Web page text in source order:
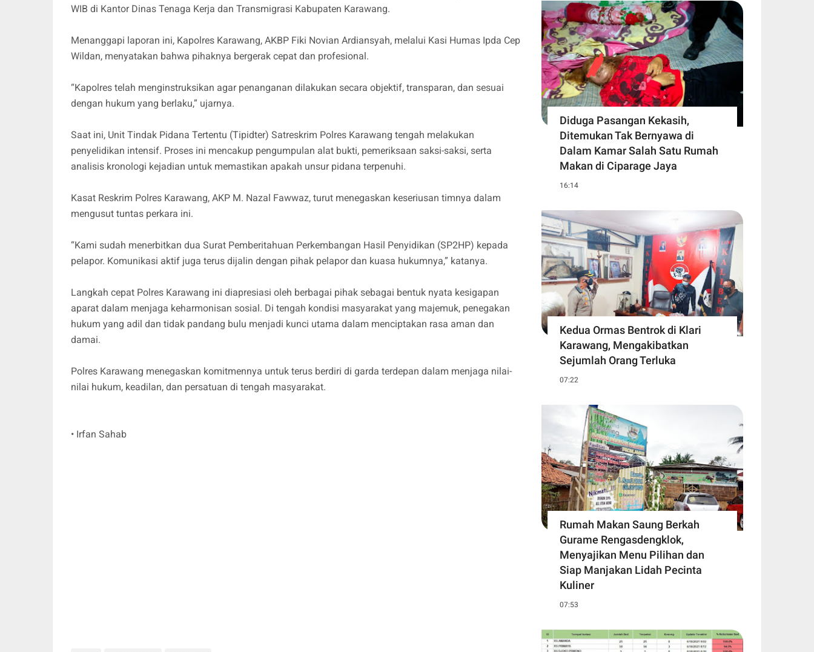
WIB di Kantor Dinas Tenaga Kerja dan Transmigrasi Kabupaten Karawang.
Menanggapi laporan ini, Kapolres Karawang, AKBP Fiki Novian Ardiansyah, melalui Kasi Humas Ipda Cep
Wildan, menyatakan bahwa pihaknya bergerak cepat dan profesional.
“Kapolres telah menginstruksikan agar penanganan dilakukan secara objektif, transparan, dan sesuai
dengan hukum yang berlaku,” ujarnya.
Saat ini, Unit Tindak Pidana Tertentu (Tipidter) Satreskrim Polres Karawang tengah melakukan
penyelidikan intensif. Proses ini mencakup pengumpulan alat bukti, pemeriksaan saksi-saksi, serta
analisis kronologi kejadian untuk memastikan apakah unsur pidana terpenuhi.
Kasat Reskrim Polres Karawang, AKP M. Nazal Fawwaz, turut menegaskan keseriusan timnya dalam
mengusut tuntas perkara ini.
“Kami sudah menerbitkan dua Surat Pemberitahuan Perkembangan Hasil Penyidikan (SP2HP) kepada
pelapor. Komunikasi aktif juga terus dijalin dengan pihak pelapor dan kuasa hukumnya,” katanya.
Langkah cepat Polres Karawang ini diapresiasi oleh berbagai pihak sebagai bentuk nyata kesigapan
aparat dalam menjaga keharmonisan sosial. Di tengah kondisi masyarakat yang majemuk, penegakan
hukum yang adil dan tidak pandang bulu menjadi kunci utama dalam menciptakan rasa aman dan
damai.
Polres Karawang menegaskan komitmennya untuk terus berdiri di garda terdepan dalam menjaga nilai-
nilai hukum, keadilan, dan persatuan di tengah masyarakat.
• Irfan Sahab
Diduga Pasangan Kekasih,
Ditemukan Tak Bernyawa di
Dalam Kamar Salah Satu Rumah
Makan di Ciparage Jaya
16:14
Kedua Ormas Bentrok di Klari
Karawang, Mengakibatkan
Sejumlah Orang Terluka
07:22
Rumah Makan Saung Berkah
Gurame Rengasdengklok,
Menyajikan Menu Pilihan dan
Siap Manjakan Lidah Pecinta
Kuliner
07:53